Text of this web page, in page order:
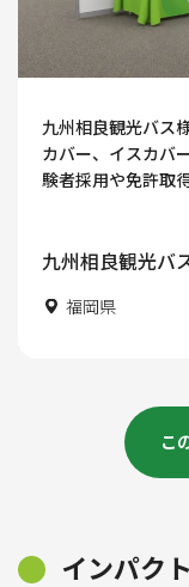
九州相良観光バス
カバー、イスカバ
験者採用や免許取
九州相良観光バ
福岡県
こ
インパク